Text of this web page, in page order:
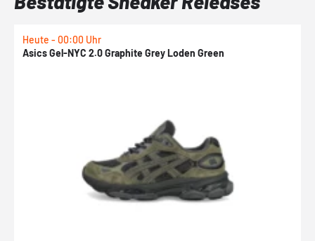
Heute - 00:00 Uhr
Asics Gel-NYC 2.0 Graphite Grey Loden Green